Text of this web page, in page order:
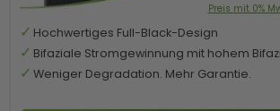
Preis mit 0%
Hochwertiges Full-Black-Design
Bifaziale Stromgewinnung mit hohem
Weniger Degradation. Mehr Garantie.